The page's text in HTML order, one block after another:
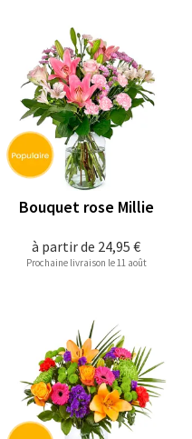
à partir de 24,95 €
Bouquet rose Millie
Prochaine livraison le 11 août